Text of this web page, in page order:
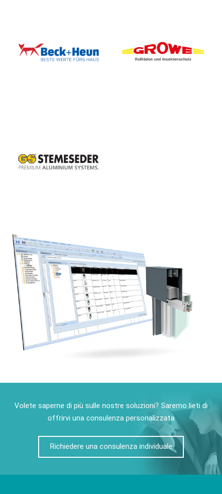
Volete saperne di più sulle nostre soluzioni? Saremo lieti di
offrirvi una consulenza personalizzata
Richiedere una consulenza individuale